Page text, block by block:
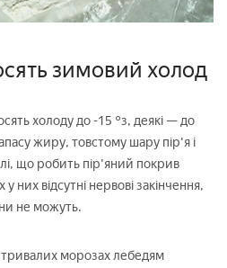
зимовий холод
холоду до -15 °з, деякі — до
жиру, товстому шару пір'я і
що робить пір'яний покрив
них відсутні нервові закінчення,
не можуть.
морозах лебедям